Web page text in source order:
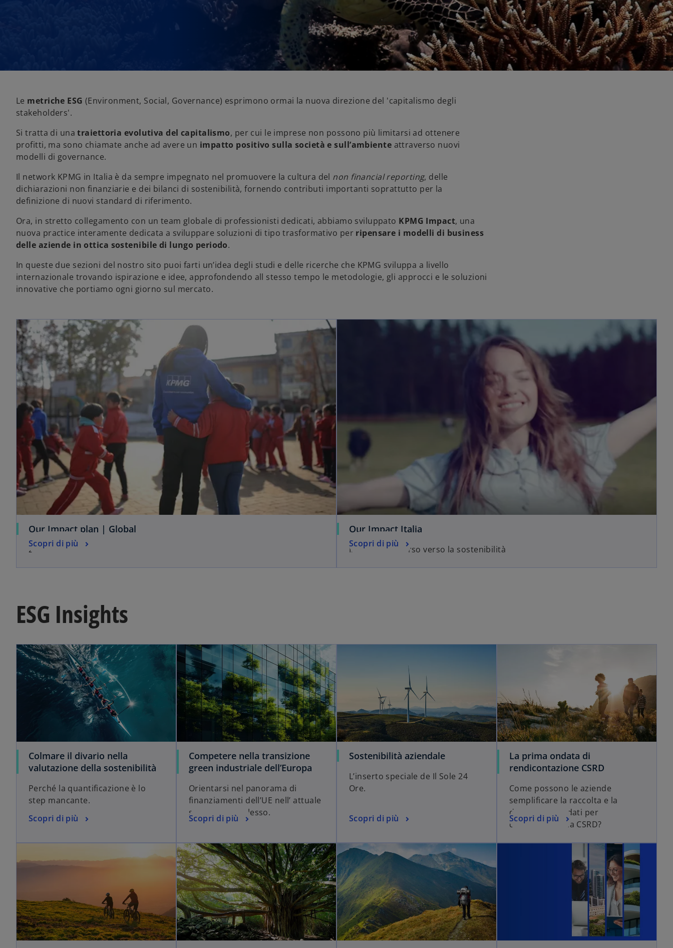
Le metriche ESG (Environment, Social, Governance) esprimono ormai la nuova direzione del 'capitalismo degli
stakeholders'.
Si tratta di unatraiettoria evolutiva del capitalismo, per cui le imprese non possono più limitarsi ad ottenere
profitti, ma sono chiamate anche ad avere un impatto positivo sulla società e sull’ambiente attraverso nuovi
modelli di governance.
Il network KPMG in Italia è da sempre impegnato nel promuovere la cultura del non financial reporting, delle
dichiarazioni non finanziarie e dei bilanci di sostenibilità, fornendo contributi importanti soprattutto per la
definizione di nuovi standard di riferimento.
Ora, in stretto collegamento con un team globale di professionisti dedicati, abbiamo sviluppato KPMG Impact, una
nuova practice interamente dedicata a sviluppare soluzioni di tipo trasformativo per ripensare i modelli di business
delle aziende in ottica sostenibile di lungo periodo.
In queste due sezioni del nostro sito puoi farti un’idea degli studi e delle ricerche che KPMG sviluppa a livello
internazionale trovando ispirazione e idee, approfondendo all stesso tempo le metodologie, gli approcci e le soluzioni
innovative che portiamo ogni giorno sul mercato.
Our Impact plan | Global
2026 update
Scopri di più
Our Impact Italia
Il nostro percorso verso la sostenibilità
Scopri di più
ESG Insights
Colmare il divario nella
valutazione della sostenibilità
Perché la quantificazione è lo
step mancante.
Scopri di più
Competere nella transizione
green industriale dell’Europa
Orientarsi nel panorama di
finanziamenti dell’UE nell’ attuale
scenario complesso.
Scopri di più
Sostenibilità aziendale
L’inserto speciale de Il Sole 24
Ore.
Scopri di più
La prima ondata di
rendicontazione CSRD
Come possono le aziende
semplificare la raccolta e la
disclosure dei dati per
conformarsi alla CSRD?
Scopri di più